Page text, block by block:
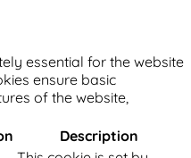
essential for the website
ensure basic
of the website,
Description